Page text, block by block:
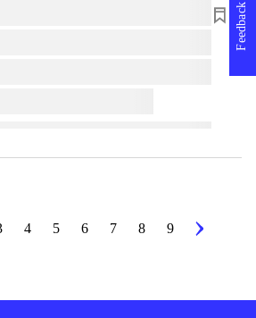
ipsum dolor sit amet ...
ipsum dolor sit amet ...
ipsum dolor sit amet ...
4 5 6 7 8 9
Feedback